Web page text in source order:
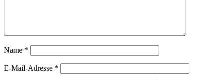
Name *
E-Mail-Adresse *